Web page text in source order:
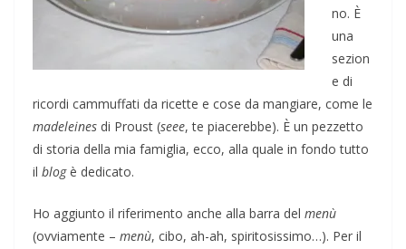
no. È
una
sezion
e di
ricordi cammuffati da ricette e cose da mangiare, come le
madeleines di Proust (seee, te piacerebbe). È un pezzetto
di storia della mia famiglia, ecco, alla quale in fondo tutto
il blogè dedicato.
Ho aggiunto il riferimento anche alla barra del menù
(ovviamente – menù, cibo, ah-ah, spiritosissimo…). Per il